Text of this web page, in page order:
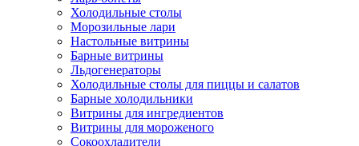
Холодильные столы
Морозильные лари
Настольные витрины
Барные витрины
Льдогенераторы
Холодильные столы для пиццы и салатов
Барные холодильники
Витрины для ингредиентов
Витрины для мороженого
Сокоохладители